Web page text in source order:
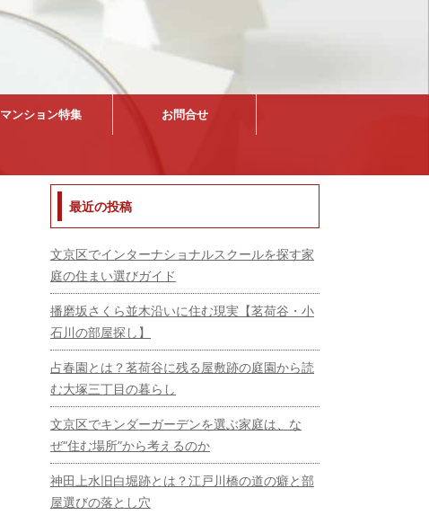
マンション特集 お問合せ
最近の投稿
文京区でインターナショナルスクールを探す家
庭の住まい選びガイド
播磨坂さくら並木沿いに住む現実【茗荷谷・小
石川の部屋探し】
占春園とは？茗荷谷に残る屋敷跡の庭園から読
む大塚三丁目の暮らし
文京区でキンダーガーデンを選ぶ家庭は、な
ぜ“住む場所”から考えるのか
神田上水旧白堀跡とは？江戸川橋の道の癖と部
屋選びの落とし穴